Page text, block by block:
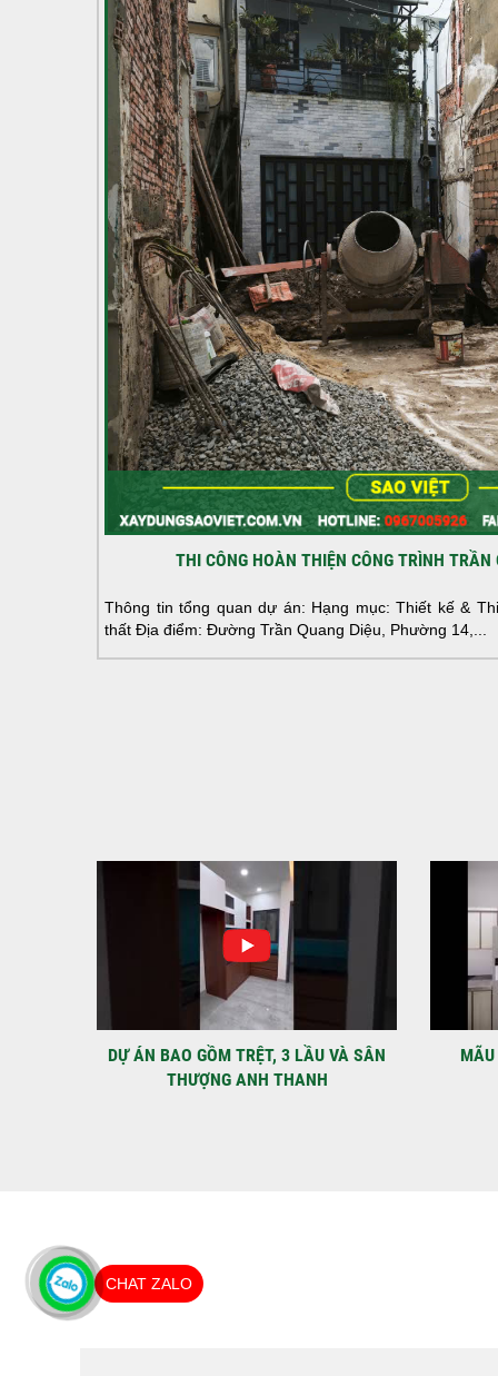
THI CÔNG HOÀN THIỆN CÔNG TRÌNH TRẦN
Thông tin tổng quan dự án: Hạng mục: Thiết kế &
thất Địa điểm: Đường Trần Quang Diệu, Phường 14,...
DỰ ÁN BAO GỒM TRỆT, 3 LẦU VÀ SÂN
THƯỢNG ANH THANH
CHAT ZALO